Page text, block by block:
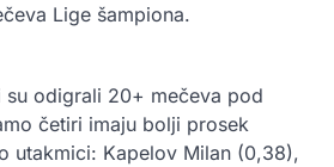
Lige šampiona.
su odigrali 20+ mečeva pod
četiri imaju bolji prosek
utakmici: Kapelov Milan (0,38),